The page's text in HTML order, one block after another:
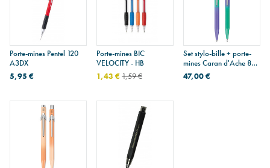
Porte-mines Pentel 120
A3DX
5,95 €
Porte-mines BIC
VELOCITY - HB
1,43 €1,59 €
Set stylo-bille + porte-
mines Caran d'Ache 849
BOREALIS - édition
limitée
47,00 €